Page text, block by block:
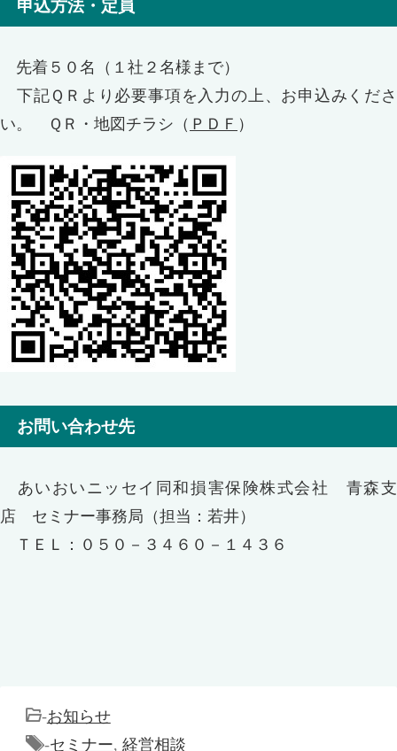
申込方法・定員
先着５０名（１社２名様まで）
下記ＱＲより必要事項を入力の上、お申込みくださ
い。 ＱＲ・地図チラシ（ ＰＤＦ ）
お問い合わせ先
あいおいニッセイ同和損害保険株式会社 青森支
店 セミナー事務局（担当：若井）
ＴＥＬ：０５０－３４６０－１４３６
-お知らせ
-セミナー, 経営相談